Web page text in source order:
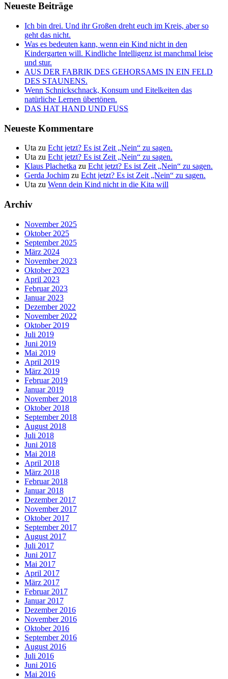
Neueste Beiträge
Ich bin drei. Und ihr Großen dreht euch im Kreis, aber so
geht das nicht.
Was es bedeuten kann, wenn ein Kind nicht in den
Kindergarten will. Kindliche Intelligenz ist manchmal leise
und stur.
AUS DER FABRIK DES GEHORSAMS IN EIN FELD
DES STAUNENS.
Wenn Schnickschnack, Konsum und Eitelkeiten das
natürliche Lernen übertönen.
DAS HAT HAND UND FUSS
Neueste Kommentare
Uta zu Echt jetzt? Es ist Zeit „Nein“ zu sagen.
Uta zu Echt jetzt? Es ist Zeit „Nein“ zu sagen.
Klaus Plachetka zu Echt jetzt? Es ist Zeit „Nein“ zu sagen.
Gerda Jochim zu Echt jetzt? Es ist Zeit „Nein“ zu sagen.
Uta zu Wenn dein Kind nicht in die Kita will
Archiv
November 2025
Oktober 2025
September 2025
März 2024
November 2023
Oktober 2023
April 2023
Februar 2023
Januar 2023
Dezember 2022
November 2022
Oktober 2019
Juli 2019
Juni 2019
Mai 2019
April 2019
März 2019
Februar 2019
Januar 2019
November 2018
Oktober 2018
September 2018
August 2018
Juli 2018
Juni 2018
Mai 2018
April 2018
März 2018
Februar 2018
Januar 2018
Dezember 2017
November 2017
Oktober 2017
September 2017
August 2017
Juli 2017
Juni 2017
Mai 2017
April 2017
März 2017
Februar 2017
Januar 2017
Dezember 2016
November 2016
Oktober 2016
September 2016
August 2016
Juli 2016
Juni 2016
Mai 2016